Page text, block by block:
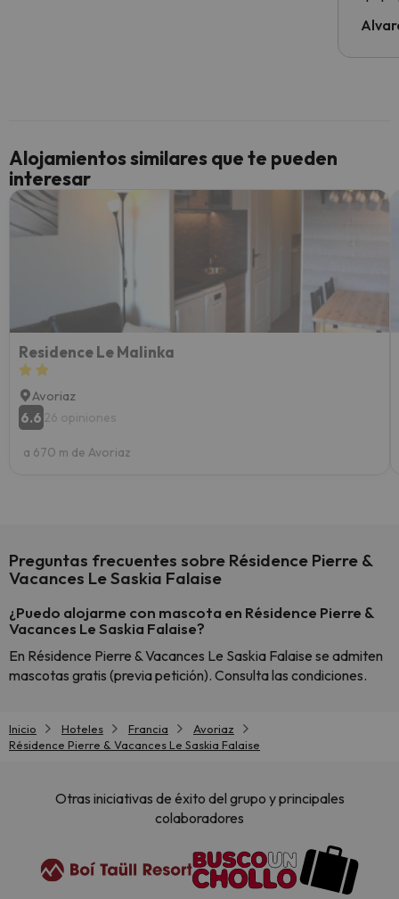
de
al
culpa
Alojamientos similares que te pueden
interesar
Residence Le Malinka
Avoriaz
6.6 26 opiniones
a 670 m de Avoriaz
Preguntas frecuentes sobre Résidence Pierre &
Vacances Le Saskia Falaise
¿Puedo alojarme con mascota en Résidence Pierre &
Vacances Le Saskia Falaise?
En Résidence Pierre & Vacances Le Saskia Falaise se admiten
mascotas gratis (previa petición). Consulta las condiciones.
Inicio Hoteles Francia
Avoriaz
Résidence Pierre & Vacances Le Saskia Falaise
Otras iniciativas de éxito del grupo y principales
colaboradores